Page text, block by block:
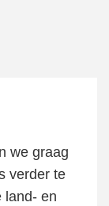
we graag
verder te
land- en